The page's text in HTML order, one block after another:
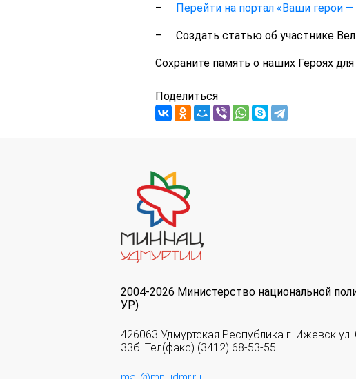
– Перейти на портал «Ваши герои
– Создать статью об участнике
Сохраните память о наших Героях
Поделиться
2004-2026 Министерство национальной
УР)
426063 Удмуртская Республика г. Ижевск
33б. Тел(факс) (3412) 68-53-55